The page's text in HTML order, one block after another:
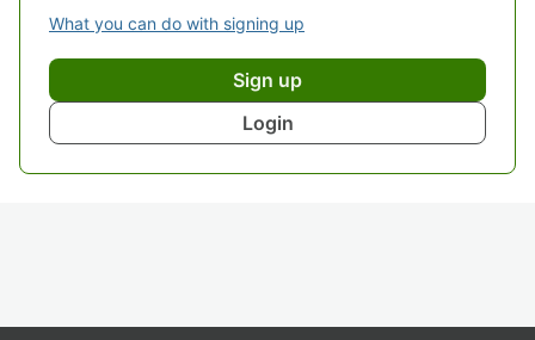
What you can do with signing up
Sign up
Login